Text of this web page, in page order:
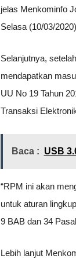
jelas Menkominfo
Selasa (10/03/
Selanjutnya,
mendapatkan
UU No 19 Tahun
Transaksi
Baca : USB
“RPM ini akan
untuk aturan
9 BAB dan 34
Lebih lanjut